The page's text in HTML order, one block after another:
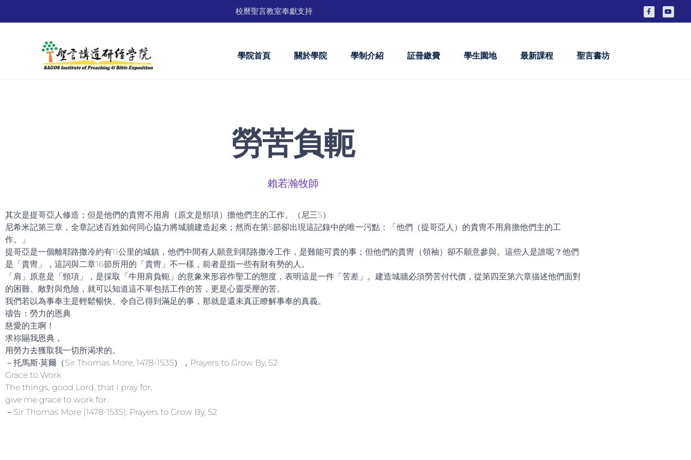
校曆聖言教室奉獻支持
學院首頁 關於學院 學制介紹 証冊繳費 學生園地 最新課程 聖言書坊
勞苦負軛
賴若瀚牧師
其次是提哥亞人修造；但是他們的貴冑不用肩（原文是頸項）擔他們主的工作。（尼三5）
尼希米記第三章，全章記述百姓如何同心協力將城牆建造起來；然而在第5節卻出現這記錄中的唯一污點：「他們（提哥亞人）的貴冑不用肩擔他們主的工
作。」
提哥亞是一個離耶路撒冷約有11公里的城鎮，他們中間有人願意到耶路撒冷工作，是難能可貴的事；但他們的貴冑（領袖）卻不願意參與。這些人是誰呢？他們
是「貴冑」，這詞與二章16節所用的「貴冑」不一樣，前者是指一些有財有勢的人。
「肩」原意是「頸項」，是採取「牛用肩負軛」的意象來形容作聖工的態度，表明這是一件「苦差」。建造城牆必須勞苦付代價，從第四至第六章描述他們面對
的困難、敵對與危險，就可以知道這不單包括工作的苦，更是心靈受壓的苦。
我們若以為事奉主是輕鬆暢快、令自己得到滿足的事，那就是還未真正瞭解事奉的真義。
禱告：勞力的恩典
慈愛的主啊！
求祢賜我恩典，
用勞力去獲取我一切所渴求的。
－托馬斯‧莫爾（Sir Thomas More, 1478-1535），Prayers to Grow By, 52
Grace to Work
The things, good Lord, that I pray for,
give me grace to work for.
－Sir Thomas More (1478-1535), Prayers to Grow By, 52